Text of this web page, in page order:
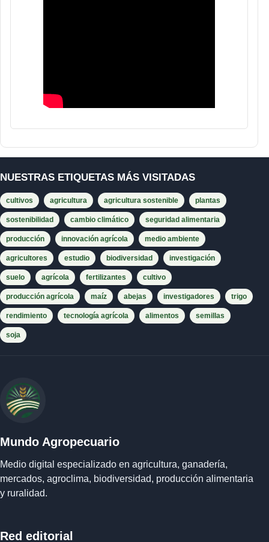
NUESTRAS ETIQUETAS MÁS VISITADAS
cultivos agricultura agricultura sostenible plantas
sostenibilidad cambio climático seguridad alimentaria
producción innovación agrícola medio ambiente
agricultores estudio biodiversidad investigación
suelo agrícola fertilizantes cultivo
producción agrícola maíz abejas investigadores trigo
rendimiento tecnología agrícola alimentos semillas
soja
Mundo Agropecuario
Medio digital especializado en agricultura, ganadería,
mercados, agroclima, biodiversidad, producción alimentaria
y ruralidad.
Red editorial